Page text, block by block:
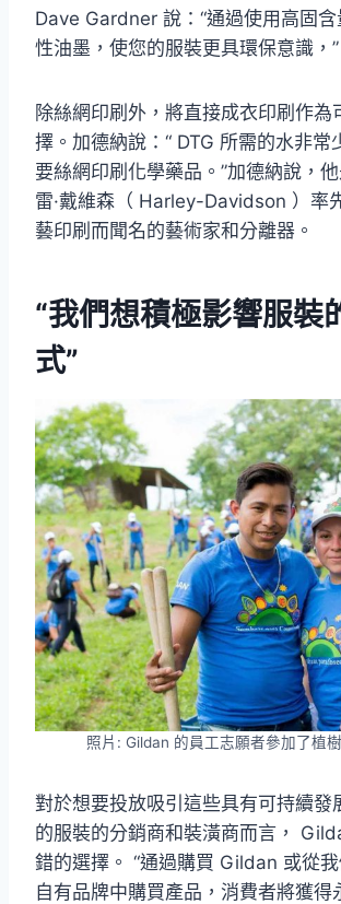
Dave Gardner 說：“通過使用高固
性油墨，使您的服裝更具環保意識，”
除絲網印刷外，將直接成衣印刷作為
擇。加德納說：“ DTG 所需的水非常
要絲網印刷化學藥品。”加德納說，
雷·戴維森（ Harley-Davidson ）率
藝印刷而聞名的藝術家和分離器。
“我們想積極影響服裝
式”
照片: Gildan 的員工志願者參加了植
對於想要投放吸引這些具有可持續發
的服裝的分銷商和裝潢商而言，
錯的選擇。 “通過購買 Gildan 或從
自有品牌中購買產品，消費者將獲得